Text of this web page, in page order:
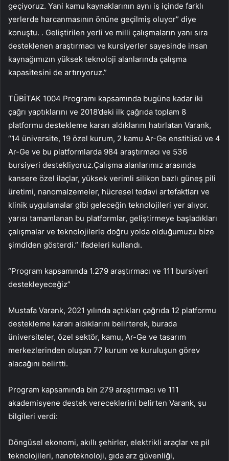
geçiyoruz. Yani kamu kaynaklarının aynı iş içinde farklı
yerlerde harcanmasının önüne geçilmiş oluyor” diye
konuştu. . Geliştirilen yerli ve milli çalışmaların yanı sıra
desteklenen araştırmacı ve kursiyerler sayesinde insan
kaynağımızın yüksek teknoloji alanlarında çalışma
kapasitesini de artırıyoruz.”
TÜBİTAK 1004 Programı kapsamında bugüne kadar iki
çağrı yaptıklarını ve 2018’deki ilk çağrıda toplam 8
platformu destekleme kararı aldıklarını hatırlatan Varank,
“14 üniversite, 19 özel kurum, 2 kamu Ar-Ge enstitüsü ve 4
Ar-Ge ve bu platformlarda 984 araştırmacı ve 536
bursiyeri destekliyoruz.Çalışma alanlarımız arasında
kansere özel ilaçlar, yüksek verimli silikon bazlı güneş pili
üretimi, nanomalzemeler, hücresel tedavi artefaktları ve
klinik uygulamalar gibi geleceğin teknolojileri yer alıyor.
yarısı tamamlanan bu platformlar, geliştirmeye başladıkları
çalışmalar ve teknolojilerle doğru yolda olduğumuzu bize
şimdiden gösterdi.” ifadeleri kullandı.
“Program kapsamında 1.279 araştırmacı ve 111 bursiyeri
destekleyeceğiz”
Mustafa Varank, 2021 yılında açtıkları çağrıda 12 platformu
destekleme kararı aldıklarını belirterek, burada
üniversiteler, özel sektör, kamu, Ar-Ge ve tasarım
merkezlerinden oluşan 77 kurum ve kuruluşun görev
alacağını belirtti.
Program kapsamında bin 279 araştırmacı ve 111
akademisyene destek vereceklerini belirten Varank, şu
bilgileri verdi:
Döngüsel ekonomi, akıllı şehirler, elektrikli araçlar ve pil
teknolojileri, nanoteknoloji, gıda arz güvenliği,